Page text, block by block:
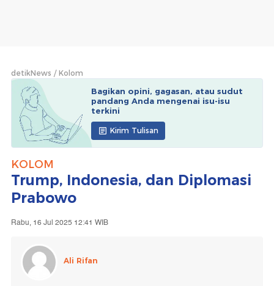
detikNews Kolom
Bagikan opini, gagasan, atau sudut
pandang Anda mengenai isu-isu
terkini
Kirim Tulisan
KOLOM
Trump, Indonesia, dan Diplomasi
Prabowo
Rabu, 16 Jul 2025 12:41 WIB
Ali Rifan